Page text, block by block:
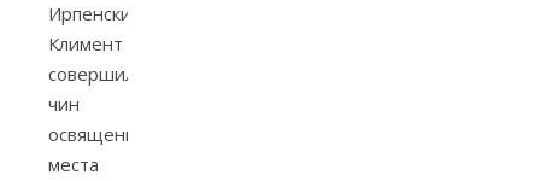
Ирпенский
Климент
совершил
чин
освящения
места